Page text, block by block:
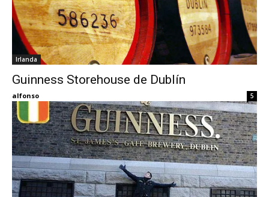
My
Irlanda
Guinness Storehouse de Dublín
alfonso 5